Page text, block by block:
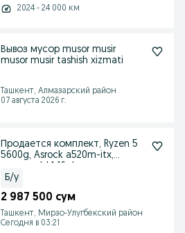
2024 - 24 000 км
Вывоз мусор musor musir
musor musir tashish xizmati
Ташкент, Алмазарский район
07 августа 2026 г.
Продается комплект, Ryzen 5
5600g, Asrock a520m-itx,
Б/у
2 987 500 сум
Ташкент, Мирзо-Улугбекский район
Сегодня в 03:21